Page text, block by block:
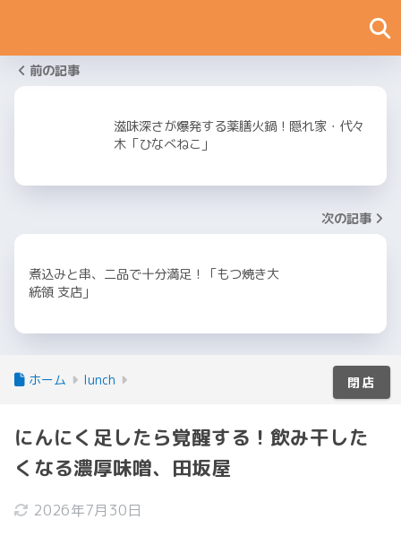
前の記事
滋味深さが爆発する薬膳火鍋！隠れ家・代々
木「ひなべねこ」
次の記事
煮込みと串、二品で十分満足！「もつ焼き大
統領 支店」
ホーム lunch
にんにく足したら覚醒する！飲み干した
くなる濃厚味噌、田坂屋
2026年7月30日